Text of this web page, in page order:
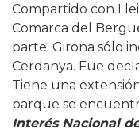
Compartido con
Comarca del
parte. Girona sólo
Cerdanya. Fue
Tiene una
parque se
Interés Nacional